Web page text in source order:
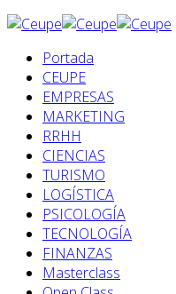
Portada
CEUPE
EMPRESAS
MARKETING
RRHH
CIENCIAS
TURISMO
LOGÍSTICA
PSICOLOGÍA
TECNOLOGÍA
FINANZAS
Masterclass